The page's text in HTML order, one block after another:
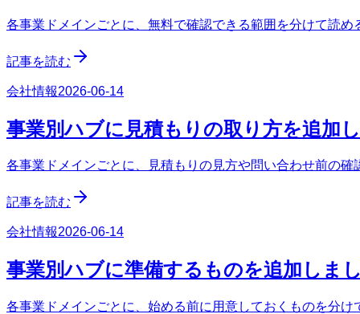
各事業ドメインごとに、無料で確認できる範囲を分けて読
記事を読む
会社情報2026-06-14
事業別ハブに見積もりの取り方を追加
各事業ドメインごとに、見積もりの見方や問い合わせ前の
記事を読む
会社情報2026-06-14
事業別ハブに準備するものを追加しま
各事業ドメインごとに、始める前に用意しておくものを分